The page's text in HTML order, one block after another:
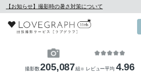
【お知らせ】撮影時の暑さ対策について
撮影数205,087組 ※ レビュー平均 4.96